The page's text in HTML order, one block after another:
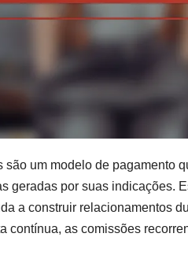
são um modelo de pagamento
geradas por suas indicações.
a construir relacionamentos
contínua, as comissões